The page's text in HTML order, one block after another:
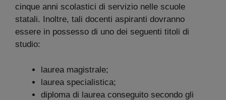
cinque anni scolastici di servizio nelle scuole
statali. Inoltre, tali docenti aspiranti dovranno
essere in possesso di uno dei seguenti titoli di
studio:
laurea magistrale;
laurea specialistica;
diploma di laurea conseguito secondo gli